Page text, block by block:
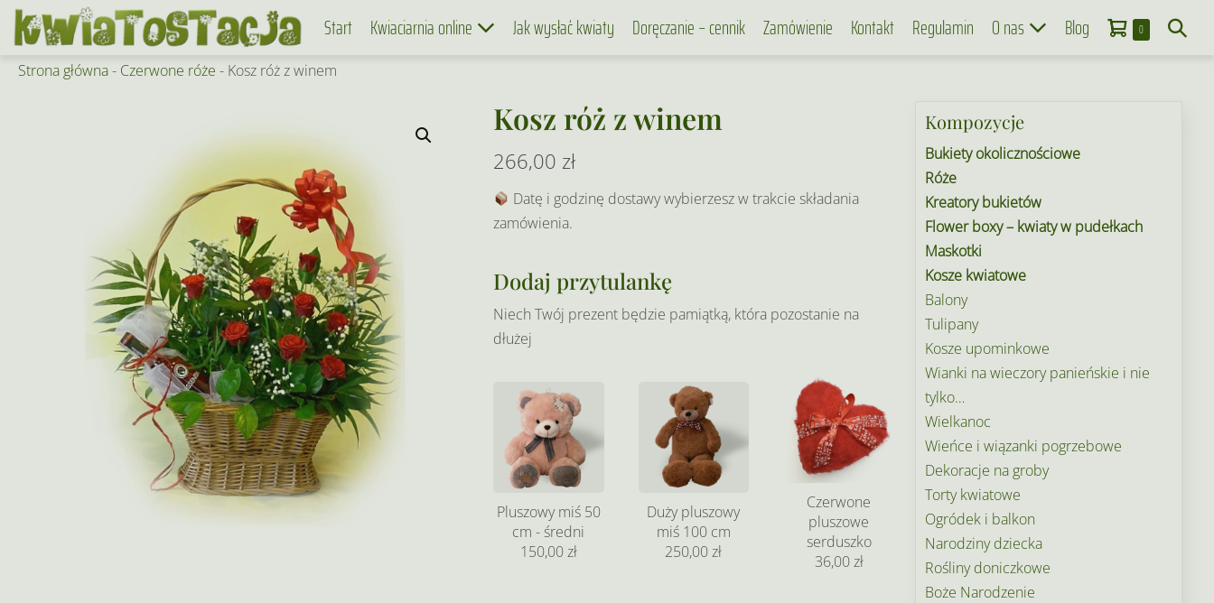
Skip
Start Kwiaciarnia online Jak wysłać kwiaty Doręczanie – cennik Zamówienie Kontakt Regulamin O nas Blog Koszyk
0Items
in
Search
Strona główna- Czerwone róże - Kosz róż z winem
Kosz róż z winem
266,00 zł
Datę i godzinę dostawy wybierzesz w trakcie składania
zamówienia.
Dodaj przytulankę
Niech Twój prezent będzie pamiątką, która pozostanie na
dłużej
Pluszowy miś 50
cm - średni
150,00 zł
Duży pluszowy
miś 100 cm
250,00 zł
Czerwone
pluszowe
serduszko
36,00 zł
Kompozycje
Bukiety okolicznościowe
Róże
Kreatory bukietów
Flower boxy – kwiaty w pudełkach
Maskotki
Kosze kwiatowe
Balony
Tulipany
Kosze upominkowe
Wianki na wieczory panieńskie i nie
tylko…
Wielkanoc
Wieńce i wiązanki pogrzebowe
Dekoracje na groby
Torty kwiatowe
Ogródek i balkon
Narodziny dziecka
Rośliny doniczkowe
Boże Narodzenie